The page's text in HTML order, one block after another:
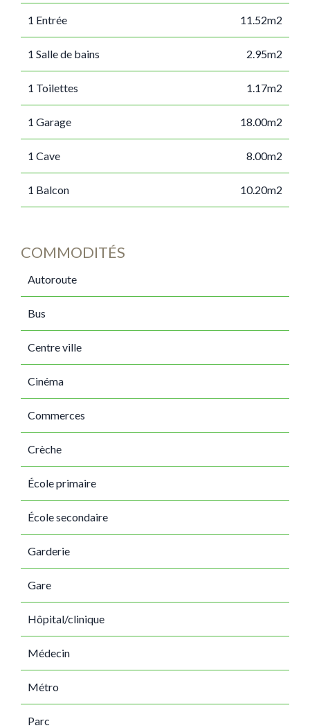
1 Entrée 11.52m2
1 Salle de bains 2.95m2
1 Toilettes 1.17m2
1 Garage 18.00m2
1 Cave 8.00m2
1 Balcon 10.20m2
COMMODITÉS
Autoroute
Bus
Centre ville
Cinéma
Commerces
Crèche
École primaire
École secondaire
Garderie
Gare
Hôpital/clinique
Médecin
Métro
Parc